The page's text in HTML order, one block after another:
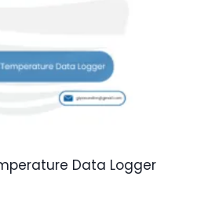
Data Logger